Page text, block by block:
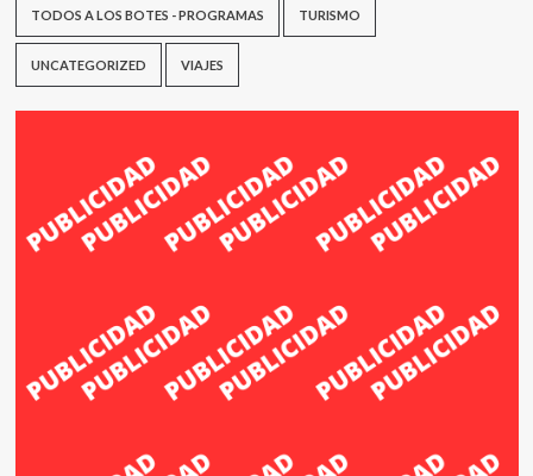
TODOS A LOS BOTES - PROGRAMAS TURISMO
UNCATEGORIZED VIAJES